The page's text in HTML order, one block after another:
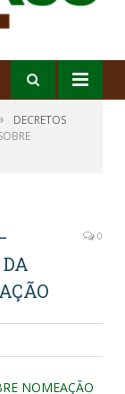
DECRETOS
0
NOMEAÇÃO